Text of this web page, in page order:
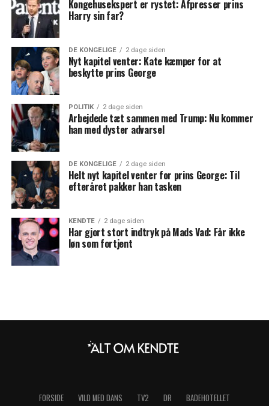
Kongehusekspert er rystet: Afpresser prins
Harry sin far?
DE KONGELIGE 2 dage siden
Nyt kapitel venter: Kate kæmper for at
beskytte prins George
POLITIK 2 dage siden
Arbejdede tæt sammen med Trump: Nu kommer
han med dyster advarsel
DE KONGELIGE 2 dage siden
Helt nyt kapitel venter for prins George: Til
efteråret pakker han tasken
KENDTE 2 dage siden
Har gjort stort indtryk på Mads Vad: Får ikke
løn som fortjent
FORSIDE VILD MED DANS TV2 DR BADEHOTELLET